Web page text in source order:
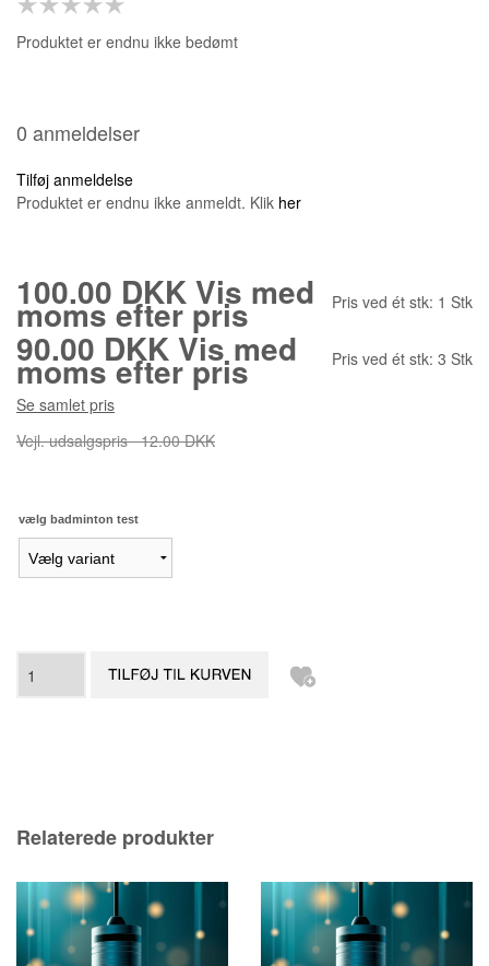
Produktet er endnu ikke bedømt
0 anmeldelser
Tilføj anmeldelse
Produktet er endnu ikke anmeldt. Klik her
100.00 DKKVis med
moms efter pris Pris ved ét stk: 1 Stk
90.00 DKKVis med
moms efter pris Pris ved ét stk: 3 Stk
Se samlet pris
Vejl. udsalgspris 12.00 DKK
vælg badminton test
Relaterede produkter